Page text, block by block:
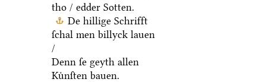
tho / edder Sotten.
De hillige Schrifft
ſchal men billyck lauen
/
Denn ſe geyth allen
Kuͤnſten bauen.